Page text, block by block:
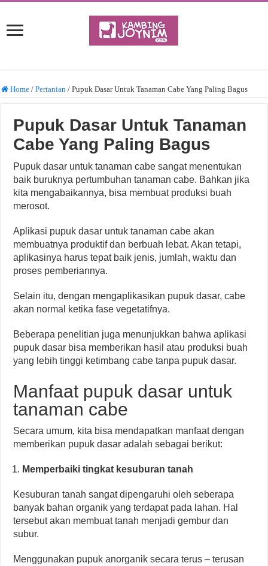
Home / Pertanian / Pupuk Dasar Untuk Tanaman Cabe Yang Paling Bagus
Pupuk Dasar Untuk Tanaman
Cabe Yang Paling Bagus
Pupuk dasar untuk tanaman cabe sangat menentukan
baik buruknya pertumbuhan tanaman cabe. Bahkan jika
kita mengabaikannya, bisa membuat produksi buah
merosot.
Aplikasi pupuk dasar untuk tanaman cabe akan
membuatnya produktif dan berbuah lebat. Akan tetapi,
aplikasinya harus tepat baik jenis, jumlah, waktu dan
proses pemberiannya.
Selain itu, dengan mengaplikasikan pupuk dasar, cabe
akan normal ketika fase vegetatifnya.
Beberapa penelitian juga menunjukkan bahwa aplikasi
pupuk dasar bisa memberikan hasil atau produksi buah
yang lebih tinggi ketimbang cabe tanpa pupuk dasar.
Manfaat pupuk dasar untuk
tanaman cabe
Secara umum, kita bisa mendapatkan manfaat dengan
memberikan pupuk dasar adalah sebagai berikut:
Memperbaiki tingkat kesuburan tanah
Kesuburan tanah sangat dipengaruhi oleh seberapa
banyak bahan organik yang terdapat pada lahan. Hal
tersebut akan membuat tanah menjadi gembur dan
subur.
Menggunakan pupuk anorganik secara terus – terusan